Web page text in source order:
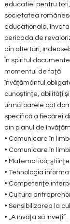
educatiei pentru
societatea
educationala,
perioada de
din alte tări,
În spiritul
momentul de faţă
învăţământul
cunoştinţe, abilităţi
următoarele opt
specifică a fiecărei
din planul de
• Comunicare în
• Comunicare în
• Matematică,
• Tehnologia
• Competenţe
• Cultura
• Sensibilizarea la
• „A învăţa să înveţi”.